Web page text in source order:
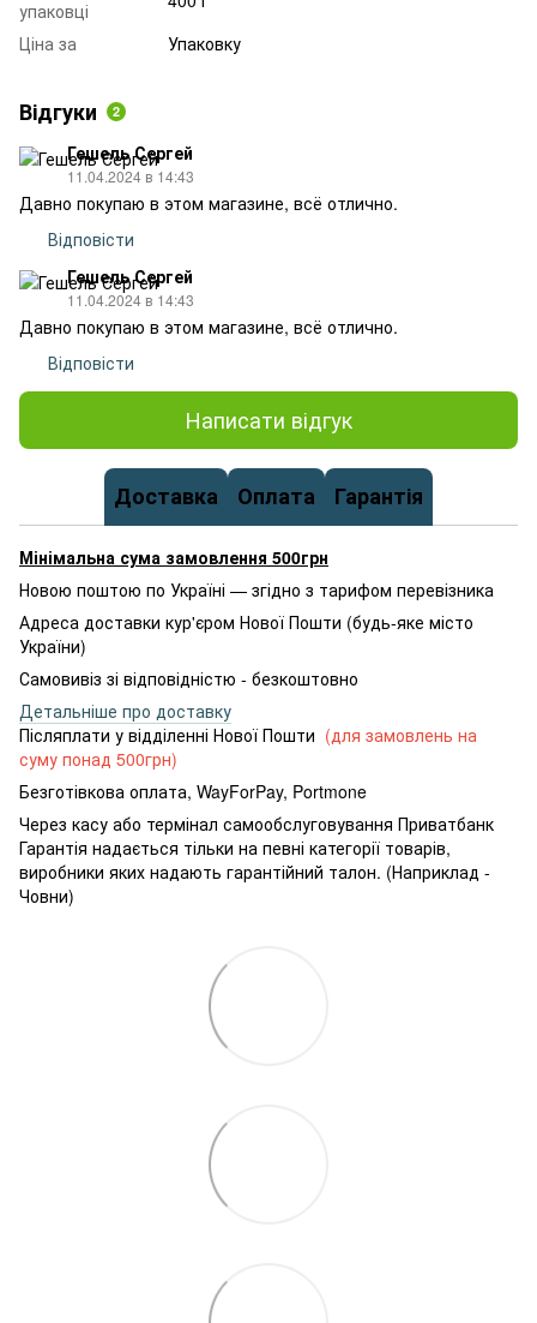
упаковці
Ціна за
Упаковку
Відгуки 2
Гешель Сергей
11.04.2024 в 14:43
Давно покупаю в этом магазине, всё отлично.
Відповісти
Гешель Сергей
11.04.2024 в 14:43
Давно покупаю в этом магазине, всё отлично.
Відповісти
Написати відгук
Доставка Оплата Гарантія
Мінімальна сума замовлення 500грн
Новою поштою по Україні — згідно з тарифом перевізника
Адреса доставки кур'єром Нової Пошти (будь-яке місто
України)
Самовивіз зі відповідністю - безкоштовно
Детальніше про доставку
Післяплати у відділенні Нової Пошти (для замовлень на
суму понад 500грн)
Безготівкова оплата, WayForPay, Portmone
Через касу або термінал самообслуговування Приватбанк
Гарантія надається тільки на певні категорії товарів,
виробники яких надають гарантійний талон. (Наприклад -
Човни)